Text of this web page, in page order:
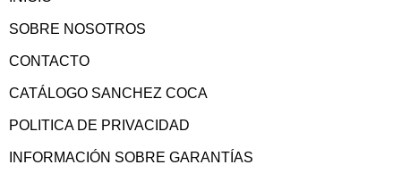
SOBRE NOSOTROS
CONTACTO
CATÁLOGO SANCHEZ COCA
POLITICA DE PRIVACIDAD
INFORMACIÓN SOBRE GARANTÍAS